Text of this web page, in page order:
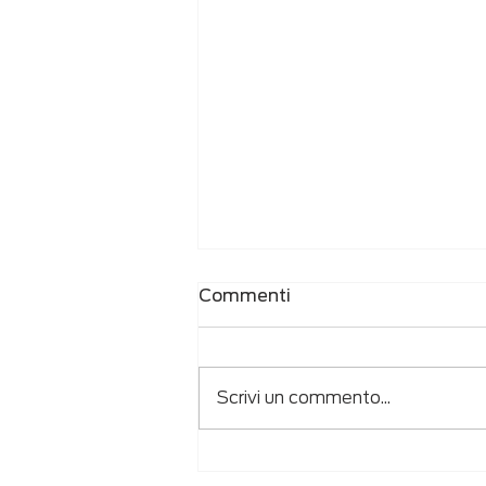
Commenti
Scrivi un commento...